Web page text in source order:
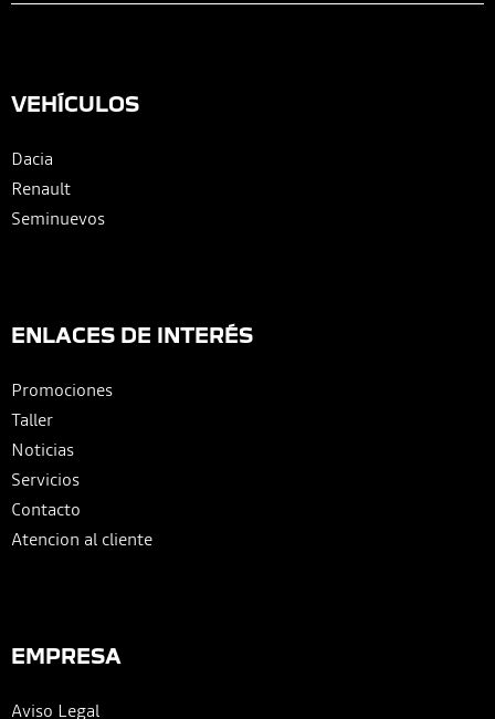
VEHÍCULOS
Dacia
Renault
Seminuevos
ENLACES DE INTERÉS
Promociones
Taller
Noticias
Servicios
Contacto
Atencion al cliente
EMPRESA
Aviso Legal